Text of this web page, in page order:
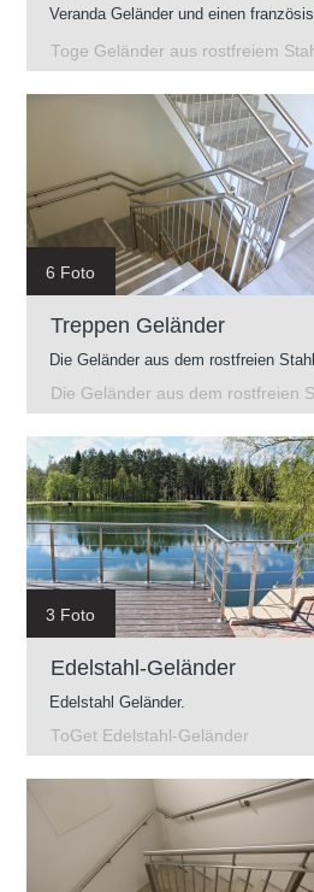
Veranda Geländer und einen
Toge Geländer aus rostfreiem
6 Foto
Treppen Geländer
Die Geländer aus dem rostfreien Stahl
Die Geländer aus dem rostfreien
3 Foto
Edelstahl-Geländer
Edelstahl Geländer.
ToGet Edelstahl-Geländer